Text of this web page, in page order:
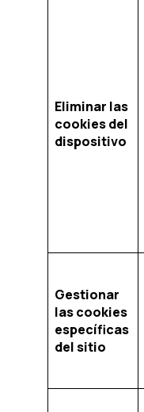
Eliminar las
cookies del
dispositivo
Gestionar
las cookies
específicas
del sitio